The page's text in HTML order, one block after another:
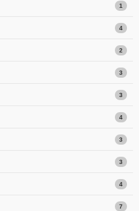
1
4
2
3
3
4
3
3
4
7